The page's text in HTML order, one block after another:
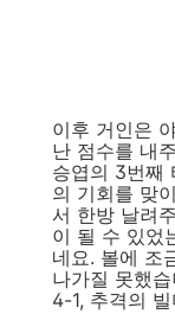
이후 거인은
난 점수를 내
승엽의 3번째
의 기회를 맞
서 한방 날려
이 될 수 있었
네요. 볼에 조
나가질 못했
4-1, 추격의